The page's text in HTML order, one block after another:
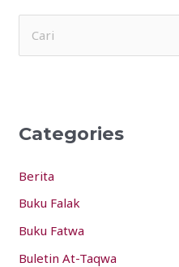
c
f
o
r
:
Categories
Berita
Buku Falak
Buku Fatwa
Buletin At-Taqwa